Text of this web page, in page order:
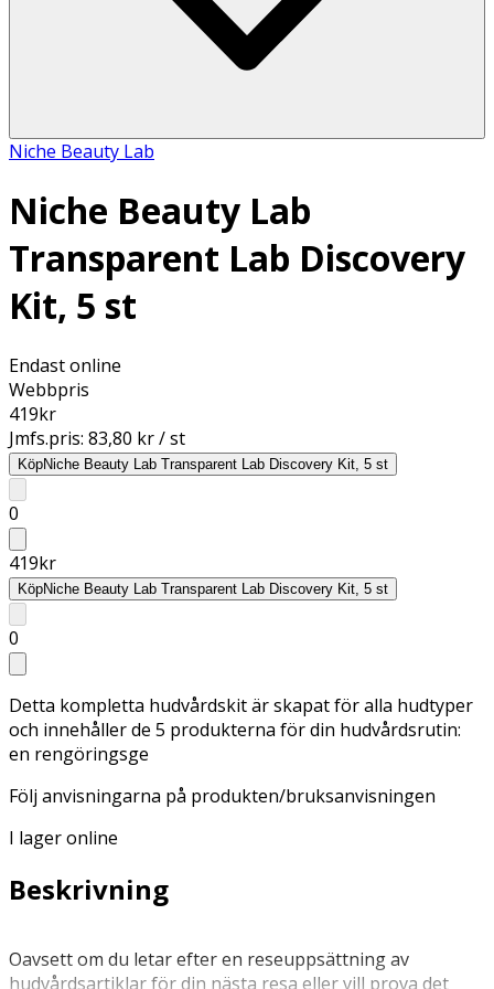
Niche Beauty Lab
Niche Beauty Lab
Transparent Lab Discovery
Kit, 5 st
Endast online
Webbpris
419kr
Jmfs.pris: 83,80 kr / st
KöpNiche Beauty Lab Transparent Lab Discovery Kit, 5 st
0
419kr
KöpNiche Beauty Lab Transparent Lab Discovery Kit, 5 st
0
Detta kompletta hudvårdskit är skapat för alla hudtyper
och innehåller de 5 produkterna för din hudvårdsrutin:
en rengöringsge
Följ anvisningarna på produkten/bruksanvisningen
I lager online
Beskrivning
Oavsett om du letar efter en reseuppsättning av
hudvårdsartiklar för din nästa resa eller vill prova det